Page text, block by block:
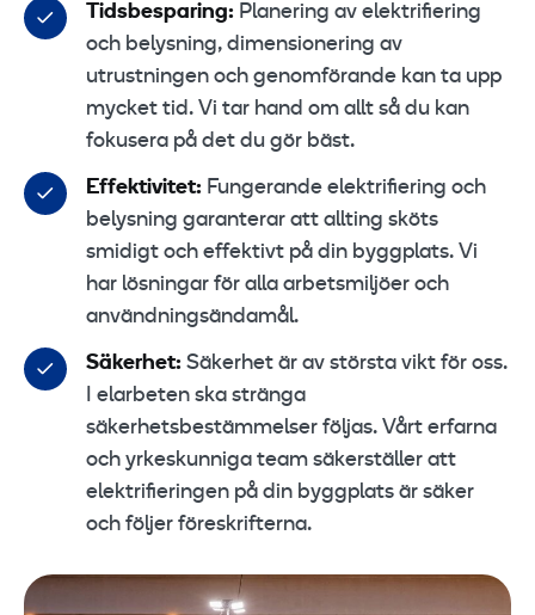
Tidsbesparing: Planering av elektrifiering
och belysning, dimensionering av
utrustningen och genomförande kan ta upp
mycket tid. Vi tar hand om allt så du kan
fokusera på det du gör bäst.
Effektivitet: Fungerande elektrifiering och
belysning garanterar att allting sköts
smidigt och effektivt på din byggplats. Vi
har lösningar för alla arbetsmiljöer och
användningsändamål.
Säkerhet: Säkerhet är av största vikt för oss.
I elarbeten ska stränga
säkerhetsbestämmelser följas. Vårt erfarna
och yrkeskunniga team säkerställer att
elektrifieringen på din byggplats är säker
och följer föreskrifterna.